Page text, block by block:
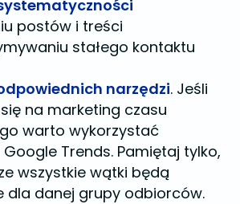
postów i treści
stałego kontaktu
narzędzi. Jeśli
na marketing czasu
warto wykorzystać
Google Trends. Pamiętaj tylko,
wszystkie wątki będą
dla danej grupy odbiorców.